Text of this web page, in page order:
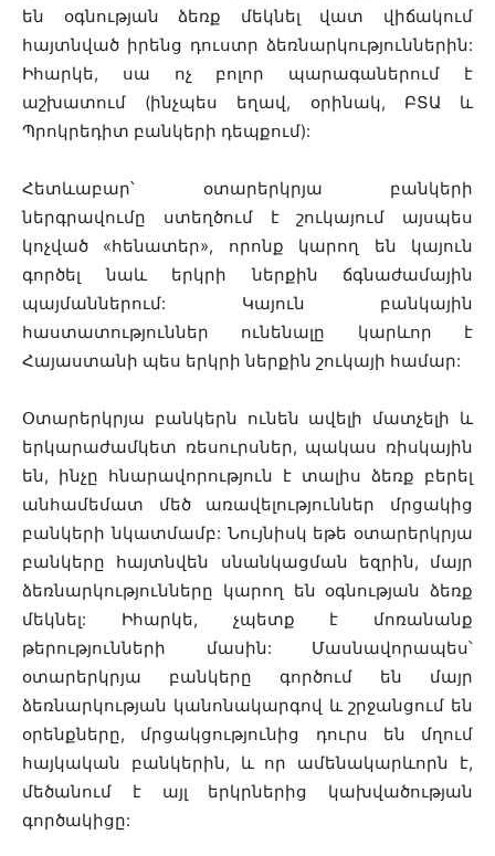
են օգնության ձեռք մեկնել վատ վիճակում
հայտնված իրենց դուստր ձեռնարկություններին:
Իհարկե, սա ոչ բոլոր պարագաներում է
աշխատում (ինչպես եղավ, օրինակ, ԲՏԱ և
Պրոկրեդիտ բանկերի դեպքում):
Հետևաբար՝ օտարերկրյա բանկերի
ներգրավումը ստեղծում է շուկայում այսպես
կոչված «հենատեր», որոնք կարող են կայուն
գործել նաև երկրի ներքին ճգնաժամային
պայմաններում: Կայուն բանկային
հաստատություններ ունենալը կարևոր է
Հայաստանի պես երկրի ներքին շուկայի համար:
Օտարերկրյա բանկերն ունեն ավելի մատչելի և
երկարաժամկետ ռեսուրսներ, պակաս ռիսկային
են, ինչը հնարավորություն է տալիս ձեռք բերել
անհամեմատ մեծ առավելություններ մրցակից
բանկերի նկատմամբ: Նույնիսկ եթե օտարերկրյա
բանկերը հայտնվեն սնանկացման եզրին, մայր
ձեռնարկությունները կարող են օգնության ձեռք
մեկնել: Իհարկե, չպետք է մոռանանք
թերությունների մասին: Մասնավորապես՝
օտարերկրյա բանկերը գործում են մայր
ձեռնարկության կանոնակարգով և շրջանցում են
օրենքները, մրցակցությունից դուրս են մղում
հայկական բանկերին, և որ ամենակարևորն է,
մեծանում է այլ երկրներից կախվածության
գործակիցը: